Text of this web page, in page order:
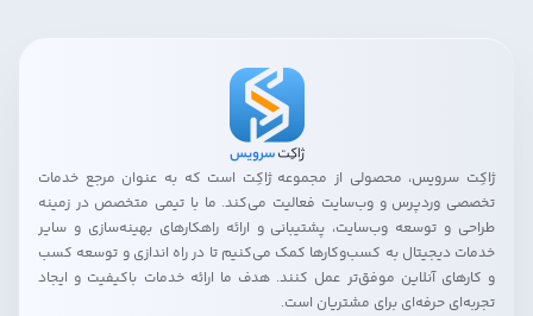
ژاکِت سرویس، محصولی از مجموعه ژاکِت است که به عنوان مرجع خدمات
تخصصی وردپرس و وب‌سایت فعالیت می‌کند. ما با تیمی متخصص در زمینه
طراحی و توسعه وب‌سایت، پشتیبانی و ارائه راهکارهای بهینه‌سازی و سایر
خدمات دیجیتال به کسب‌وکارها کمک می‌کنیم تا در راه اندازی و توسعه کسب
و کارهای آنلاین موفق‌تر عمل کنند. هدف ما ارائه خدمات باکیفیت و ایجاد
تجربه‌ای حرفه‌ای برای مشتریان است.